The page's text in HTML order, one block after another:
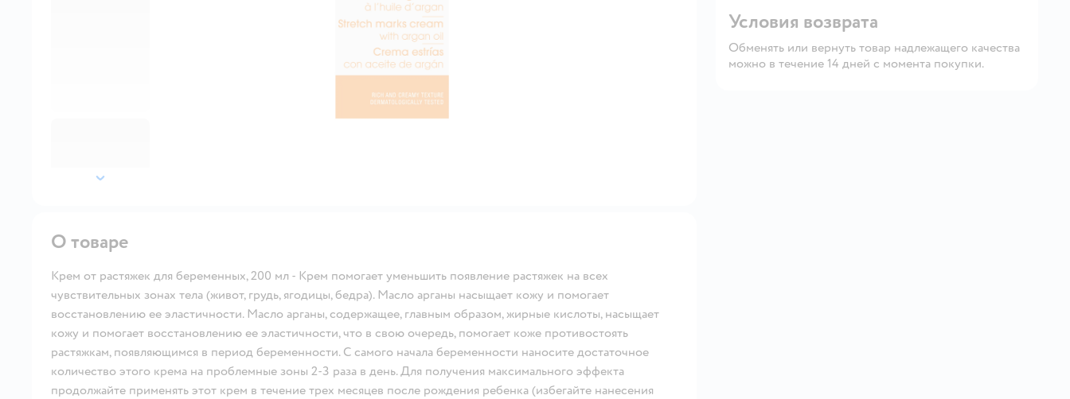
далее
Условия возврата
Обменять или вернуть товар надлежащего качества
можно в течение 14 дней с момента покупки.
О товаре
Крем от растяжек для беременных, 200 мл - Крем помогает уменьшить появление растяжек на всех
чувствительных зонах тела (живот, грудь, ягодицы, бедра). Масло арганы насыщает кожу и помогает
восстановлению ее эластичности. Масло арганы, содержащее, главным образом, жирные кислоты, насыщает
кожу и помогает восстановлению ее эластичности, что в свою очередь, помогает коже противостоять
растяжкам, появляющимся в период беременности. С самого начала беременности наносите достаточное
количество этого крема на проблемные зоны 2-3 раза в день. Для получения максимального эффекта
продолжайте применять этот крем в течение трех месяцев после рождения ребенка (избегайте нанесения